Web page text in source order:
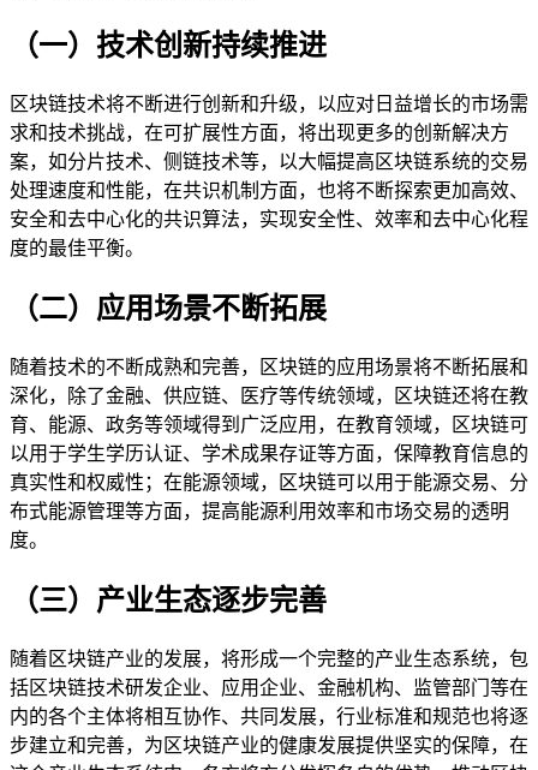
（一）技术创新持续推进
区块链技术将不断进行创新和升级，以应对日益增长的市场需
求和技术挑战，在可扩展性方面，将出现更多的创新解决方
案，如分片技术、侧链技术等，以大幅提高区块链系统的交易
处理速度和性能，在共识机制方面，也将不断探索更加高效、
安全和去中心化的共识算法，实现安全性、效率和去中心化程
度的最佳平衡。
（二）应用场景不断拓展
随着技术的不断成熟和完善，区块链的应用场景将不断拓展和
深化，除了金融、供应链、医疗等传统领域，区块链还将在教
育、能源、政务等领域得到广泛应用，在教育领域，区块链可
以用于学生学历认证、学术成果存证等方面，保障教育信息的
真实性和权威性；在能源领域，区块链可以用于能源交易、分
布式能源管理等方面，提高能源利用效率和市场交易的透明
度。
（三）产业生态逐步完善
随着区块链产业的发展，将形成一个完整的产业生态系统，包
括区块链技术研发企业、应用企业、金融机构、监管部门等在
内的各个主体将相互协作、共同发展，行业标准和规范也将逐
步建立和完善，为区块链产业的健康发展提供坚实的保障，在